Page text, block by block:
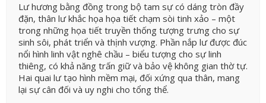
Lư hương bằng đồng trong bộ tam sự có dáng tròn đầy
đặn, thân lư khắc họa họa tiết chạm sòi tinh xảo – một
trong những họa tiết truyền thống tượng trưng cho sự
sinh sôi, phát triển và thịnh vượng. Phần nắp lư được đúc
nổi hình linh vật nghê chầu – biểu tượng cho sự linh
thiêng, có khả năng trấn giữ và bảo vệ không gian thờ tự.
Hai quai lư tạo hình mềm mại, đối xứng qua thân, mang
lại sự cân đối và uy nghi cho tổng thể.